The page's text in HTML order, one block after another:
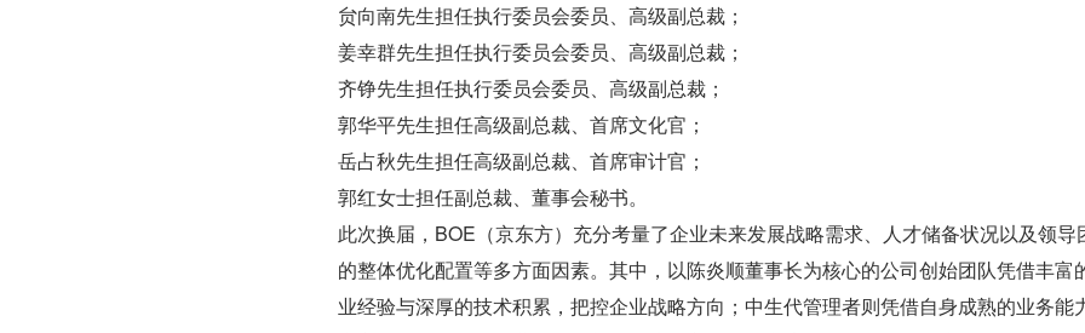
贠向南先生担任执行委员会委员、高级副总裁；
姜幸群先生担任执行委员会委员、高级副总裁；
齐铮先生担任执行委员会委员、高级副总裁；
郭华平先生担任高级副总裁、首席文化官；
岳占秋先生担任高级副总裁、首席审计官；
郭红女士担任副总裁、董事会秘书。
此次换届，BOE（京东方）充分考量了企业未来发展战略需求、人才储备状况以及领导
的整体优化配置等多方面因素。其中，以陈炎顺董事长为核心的公司创始团队凭借丰富
业经验与深厚的技术积累，把控企业战略方向；中生代管理者则凭借自身成熟的业务能